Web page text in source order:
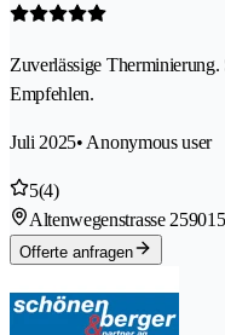
Zuverlässige
Empfehlen.
Juli 2025• Anonymous user
5(4)
Altenwegenstrasse 25
Offerte anfragen